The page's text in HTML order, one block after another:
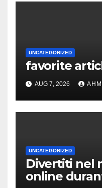
UNCATEGORIZED
favorite
AUG 7, 2026
UNCATEGORIZED
Divertiti nel
online